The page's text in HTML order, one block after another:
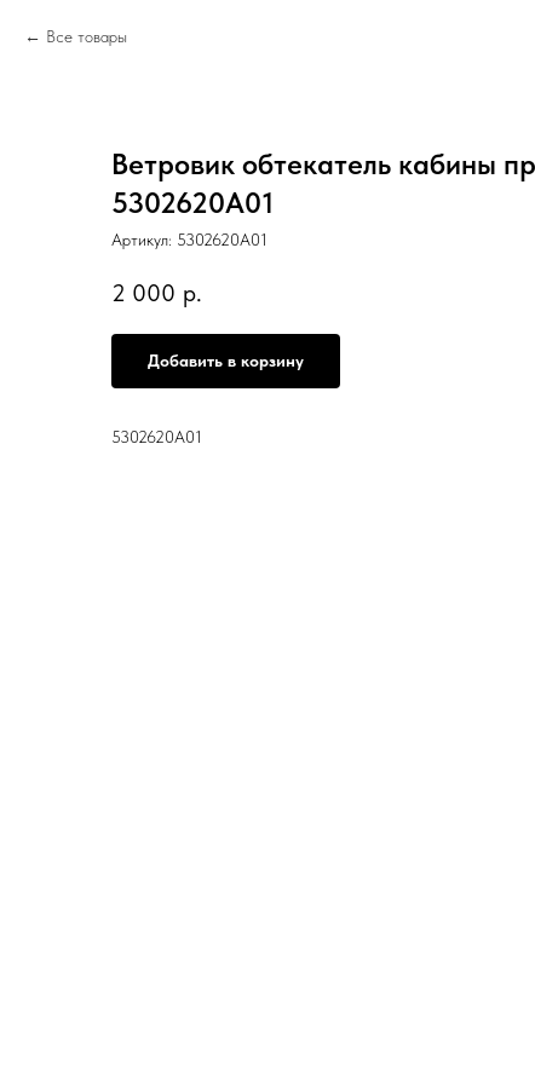
Все товары
Ветровик обтекатель кабины
5302620A01
Артикул: 5302620A01
2 000 р.
Добавить в корзину
5302620A01